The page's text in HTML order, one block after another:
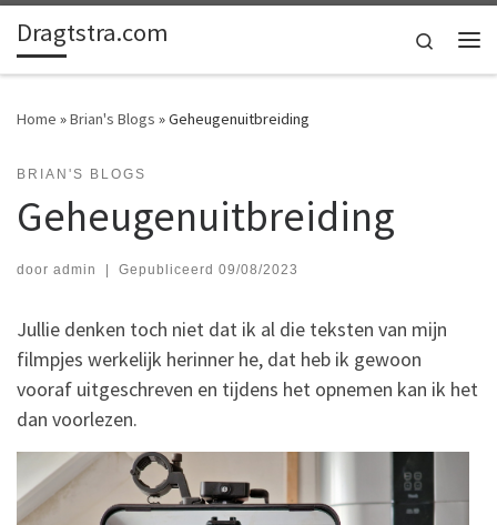
Ga naar inhoud
Dragtstra.com
Search
Home »Brian's Blogs »Geheugenuitbreiding
BRIAN'S BLOGS
Geheugenuitbreiding
door admin | Gepubliceerd 09/08/2023
Jullie denken toch niet dat ik al die teksten van mijn
filmpjes werkelijk herinner he, dat heb ik gewoon
vooraf uitgeschreven en tijdens het opnemen kan ik het
dan voorlezen.